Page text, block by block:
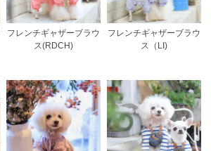
フレンチギャザーブラウ
ス(RDCH)
フレンチギャザーブラウ
ス（LI)